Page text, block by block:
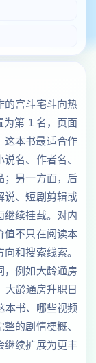
的宫斗宅斗向热
为第 1 名，页面
这本书最适合作
名、作者名、
；另一方面，后
说、短剧剪辑或
继续挂载。对内
值不只在阅读本
和搜索线索。
，例如大龄通房
大龄通房升职日
本书、哪些视频
的剧情梗概、
继续扩展为更丰